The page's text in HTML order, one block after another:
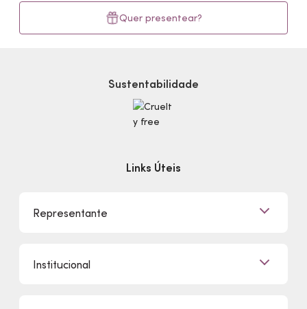
Quer presentear?
Sustentabilidade
Links Úteis
Representante
Quero Ser Representante
Institucional